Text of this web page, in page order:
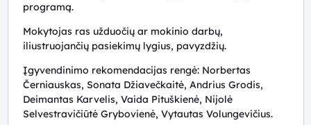
programą.
Mokytojas ras užduočių ar mokinio darbų,
iliustruojančių pasiekimų lygius, pavyzdžių.
Įgyvendinimo rekomendacijas rengė: Norbertas
Černiauskas, Sonata Džiavečkaitė, Andrius Grodis,
Deimantas Karvelis, Vaida Pituškienė, Nijolė
Selvestravičiūtė Grybovienė, Vytautas Volungevičius.